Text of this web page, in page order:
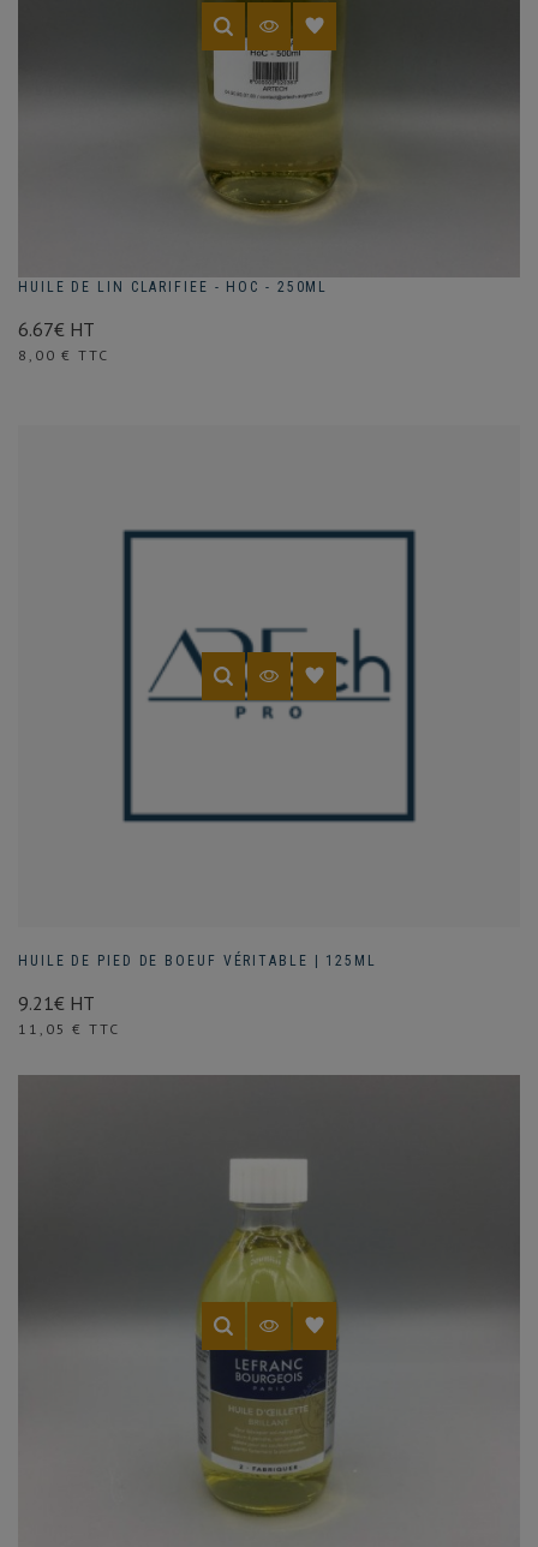
HUILE DE LIN CLARIFIEE - HOC - 250ML
6.67€ HT
Prix
8,00 € TTC
HUILE DE PIED DE BOEUF VÉRITABLE | 125ML
9.21€ HT
Prix
11,05 € TTC